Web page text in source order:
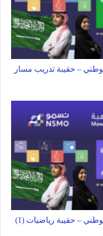
– حقيبة تدريب مسار
نسمو أولمبياد العلوم والرياضيات الوطني – حقيبة رياضيات (1)